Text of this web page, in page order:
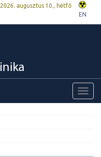
2026. augusztus 10., hétfő
EN